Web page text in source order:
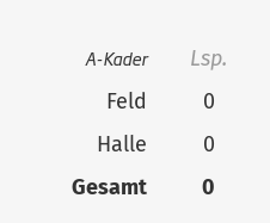
A-Kader Lsp.
Feld
0
Halle
0
Gesamt
0